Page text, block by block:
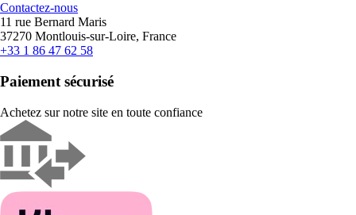
Contactez-nous
11 rue Bernard Maris
37270 Montlouis-sur-Loire, France
+33 1 86 47 62 58
Paiement sécurisé
Achetez sur notre site en toute confiance